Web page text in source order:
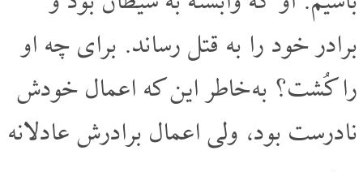
برادر خود را به قتل رساند. برای چه او
را کُشت؟ به خاطر این که اعمال خودش
نادرست بود، ولی اعمال برادرش عادلانه